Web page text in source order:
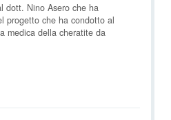
dott. Nino Asero che ha
progetto che ha condotto al
medica della cheratite da